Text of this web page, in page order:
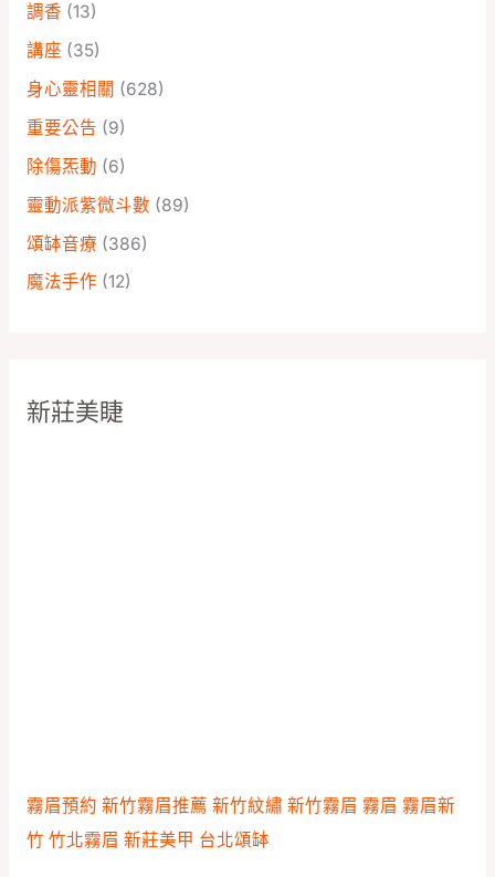
調香 (13)
講座 (35)
身心靈相關 (628)
重要公告 (9)
除傷炁動 (6)
靈動派紫微斗數 (89)
頌缽音療 (386)
魔法手作 (12)
新莊美睫
霧眉預約 新竹霧眉推薦 新竹紋繡 新竹霧眉 霧眉 霧眉新
竹 竹北霧眉 新莊美甲 台北頌缽